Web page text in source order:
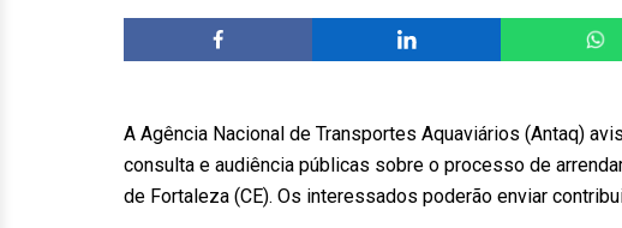
A Agência Nacional de Transportes Aquaviários (Antaq)
consulta e audiência públicas sobre o processo de
de Fortaleza (CE). Os interessados poderão enviar